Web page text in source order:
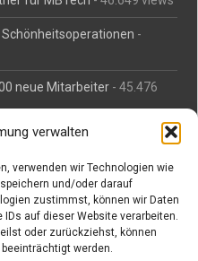
verwalten
verwenden wir Technologien wie
und/oder darauf
zustimmst, können wir Daten
auf dieser Website verarbeiten.
oder zurückziehst, können
werden.
-
neue Mitarbeiter - 45.476
- 44.699 views
Silvesterraketen
- 42.050 views